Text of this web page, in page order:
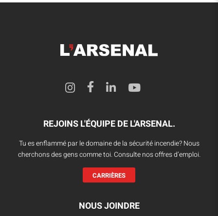
REJOINS L'ÉQUIPE DE L'ARSENAL.
Tu es enflammé par le domaine de la sécurité incendie? Nous
cherchons des gens comme toi. Consulte nos offres d’emploi.
CARRIÈRES
NOUS JOINDRE